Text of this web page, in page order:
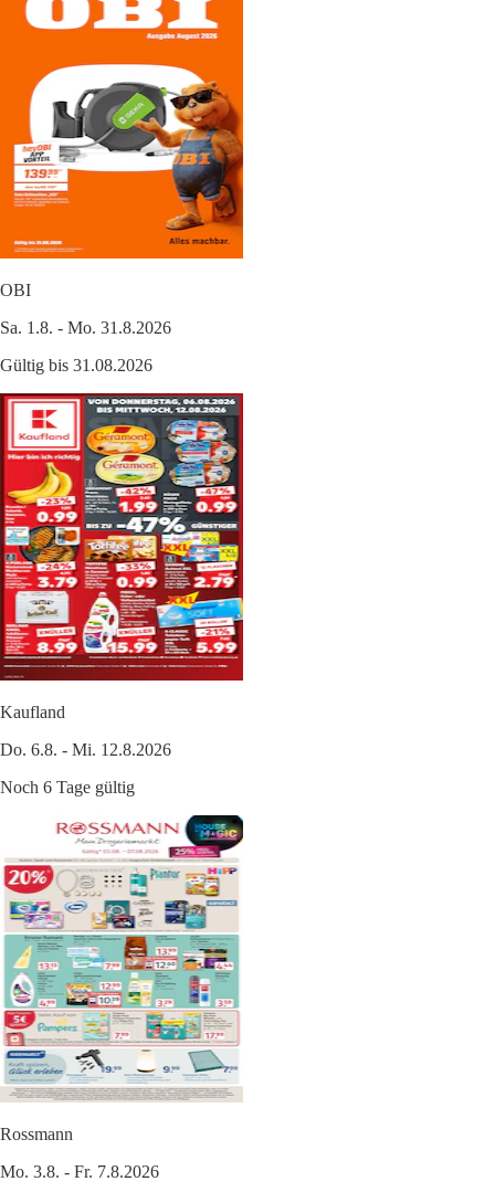
OBI
Sa. 1.8. - Mo. 31.8.2026
Gültig bis 31.08.2026
Kaufland
Do. 6.8. - Mi. 12.8.2026
Noch 6 Tage gültig
Rossmann
Mo. 3.8. - Fr. 7.8.2026